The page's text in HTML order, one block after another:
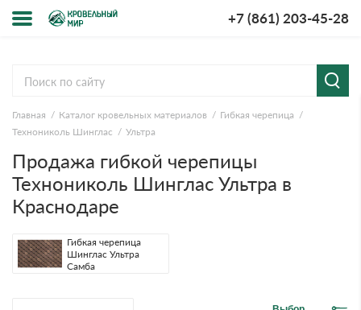
+7 (861) 203-45-28
компании
и оплата
ответы
Главная Каталог кровельных материалов
Гибкая черепица
Технониколь Шинглас
Ультра
Продажа гибкой черепицы
Технониколь Шинглас Ультра в
Краснодаре
Гибкая черепица
Шинглас Ультра
Самба